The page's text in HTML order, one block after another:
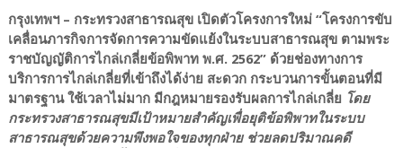
กรุงเทพฯ – กระทรวงสาธารณสุข เปิดตัวโครงการใหม่ “โครงการขับ
เคลื่อนภารกิจการจัดการความขัดแย้งในระบบสาธารณสุข ตามพระ
ราชบัญญัติการไกล่เกลี่ยข้อพิพาท พ.ศ. 2562” ด้วยช่องทางการ
บริการการไกล่เกลี่ยที่เข้าถึงได้ง่าย สะดวก กระบวนการขั้นตอนที่มี
มาตรฐาน ใช้เวลาไม่มาก มีกฎหมายรองรับผลการไกล่เกลี่ย โดย
กระทรวงสาธารณสุขมีเป้าหมายสำคัญเพื่อยุติข้อพิพาทในระบบ
สาธารณสุขด้วยความพึงพอใจของทุกฝ่าย ช่วยลดปริมาณคดี